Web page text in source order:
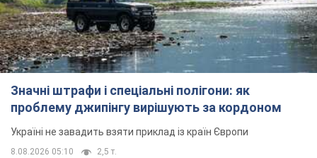
Значні штрафи і спеціальні полігони: як
проблему джипінгу вирішують за кордоном
Україні не завадить взяти приклад із країн Європи
8.08.2026 05:10 2,5 т.